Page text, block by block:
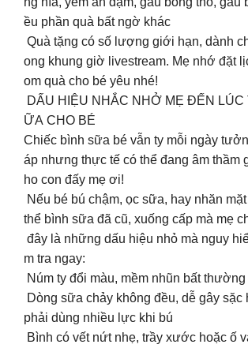
ều phần quà bất ngờ khác
Quà tặng có số lượng giới hạn, dành
ong khung giờ livestream. Mẹ nhớ đặt
om quà cho bé yêu nhé!
DẤU HIỆU NHẮC NHỞ MẸ ĐẾN LÚC
ỮA CHO BÉ
Chiếc bình sữa bé vẫn ty mỗi ngày
áp nhưng thực tế có thể đang âm thầm
ho con đấy mẹ ơi!
Nếu bé bú chậm, ọc sữa, hay nhăn
thể bình sữa đã cũ, xuống cấp mà mẹ
đây là những dấu hiệu nhỏ mà nguy
m tra ngay:
Núm ty đổi màu, mềm nhũn bất thường
Dòng sữa chảy không đều, dễ gây sặc
phải dùng nhiều lực khi bú
Bình có vết nứt nhẹ, trầy xước hoặc ố